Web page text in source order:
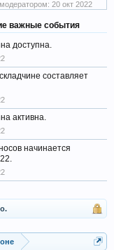
20 окт 2022
важные события
доступна.
составляет
активна.
начинается